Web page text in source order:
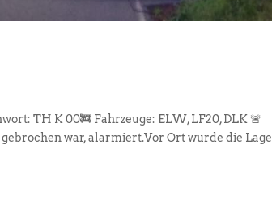
TH K 00🚒 Fahrzeuge: ELW, LF20, DLK 🚨
war, alarmiert.Vor Ort wurde die Lage